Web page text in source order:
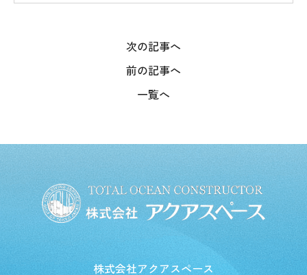
前の記事へ
一覧へ
次の記事へ
株式会社アクアスペース